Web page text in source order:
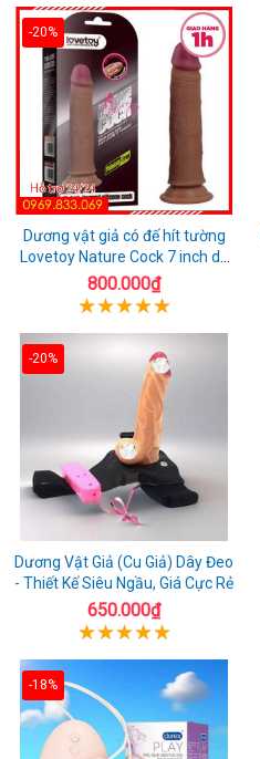
-20%
Dương vật giả có đế hít tường
Lovetoy Nature Cock 7 inch da
đen
800.000₫
-20%
Dương Vật Giả (Cu Giả) Dây Đeo
- Thiết Kế Siêu Ngầu, Giá Cực Rẻ
650.000₫
-18%